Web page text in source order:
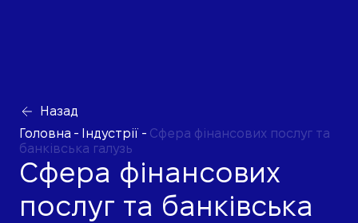
Назад
Головна - Індустрії - Сфера фінансових послуг та
банківська галузь
Сфера фінансових
послуг та банківська